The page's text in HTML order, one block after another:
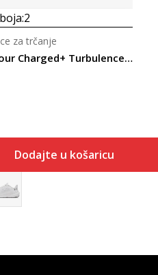
2
Under Armour Charged+ Turbulence 3
za trčanje
Dodajte u košaricu